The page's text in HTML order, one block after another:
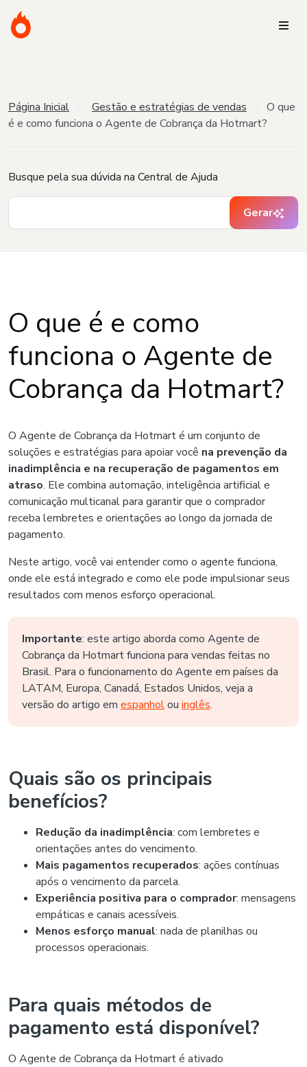
Página Inicial Gestão e estratégias de vendas
O que
é e como funciona o Agente de Cobrança da Hotmart?
Busque pela sua dúvida na Central de Ajuda
Gerar
O que é e como
funciona o Agente de
Cobrança da Hotmart?
O Agente de Cobrança da Hotmart é um conjunto de
soluções e estratégias para apoiar você na prevenção da
inadimplência e na recuperação de pagamentos em
atraso. Ele combina automação, inteligência artificial e
comunicação multicanal para garantir que o comprador
receba lembretes e orientações ao longo da jornada de
pagamento.
Neste artigo, você vai entender como o agente funciona,
onde ele está integrado e como ele pode impulsionar seus
resultados com menos esforço operacional.
Importante: este artigo aborda como Agente de
Cobrança da Hotmart funciona para vendas feitas no
Brasil. Para o funcionamento do Agente em países da
LATAM, Europa, Canadá, Estados Unidos, veja a
versão do artigo em espanholou inglês.
Quais são os principais
benefícios?
Redução da inadimplência: com lembretes e
orientações antes do vencimento.
Mais pagamentos recuperados: ações contínuas
após o vencimento da parcela.
Experiência positiva para o comprador: mensagens
empáticas e canais acessíveis.
Menos esforço manual: nada de planilhas ou
processos operacionais.
Para quais métodos de
pagamento está disponível?
O Agente de Cobrança da Hotmart é ativado